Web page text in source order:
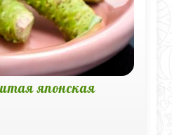
японская